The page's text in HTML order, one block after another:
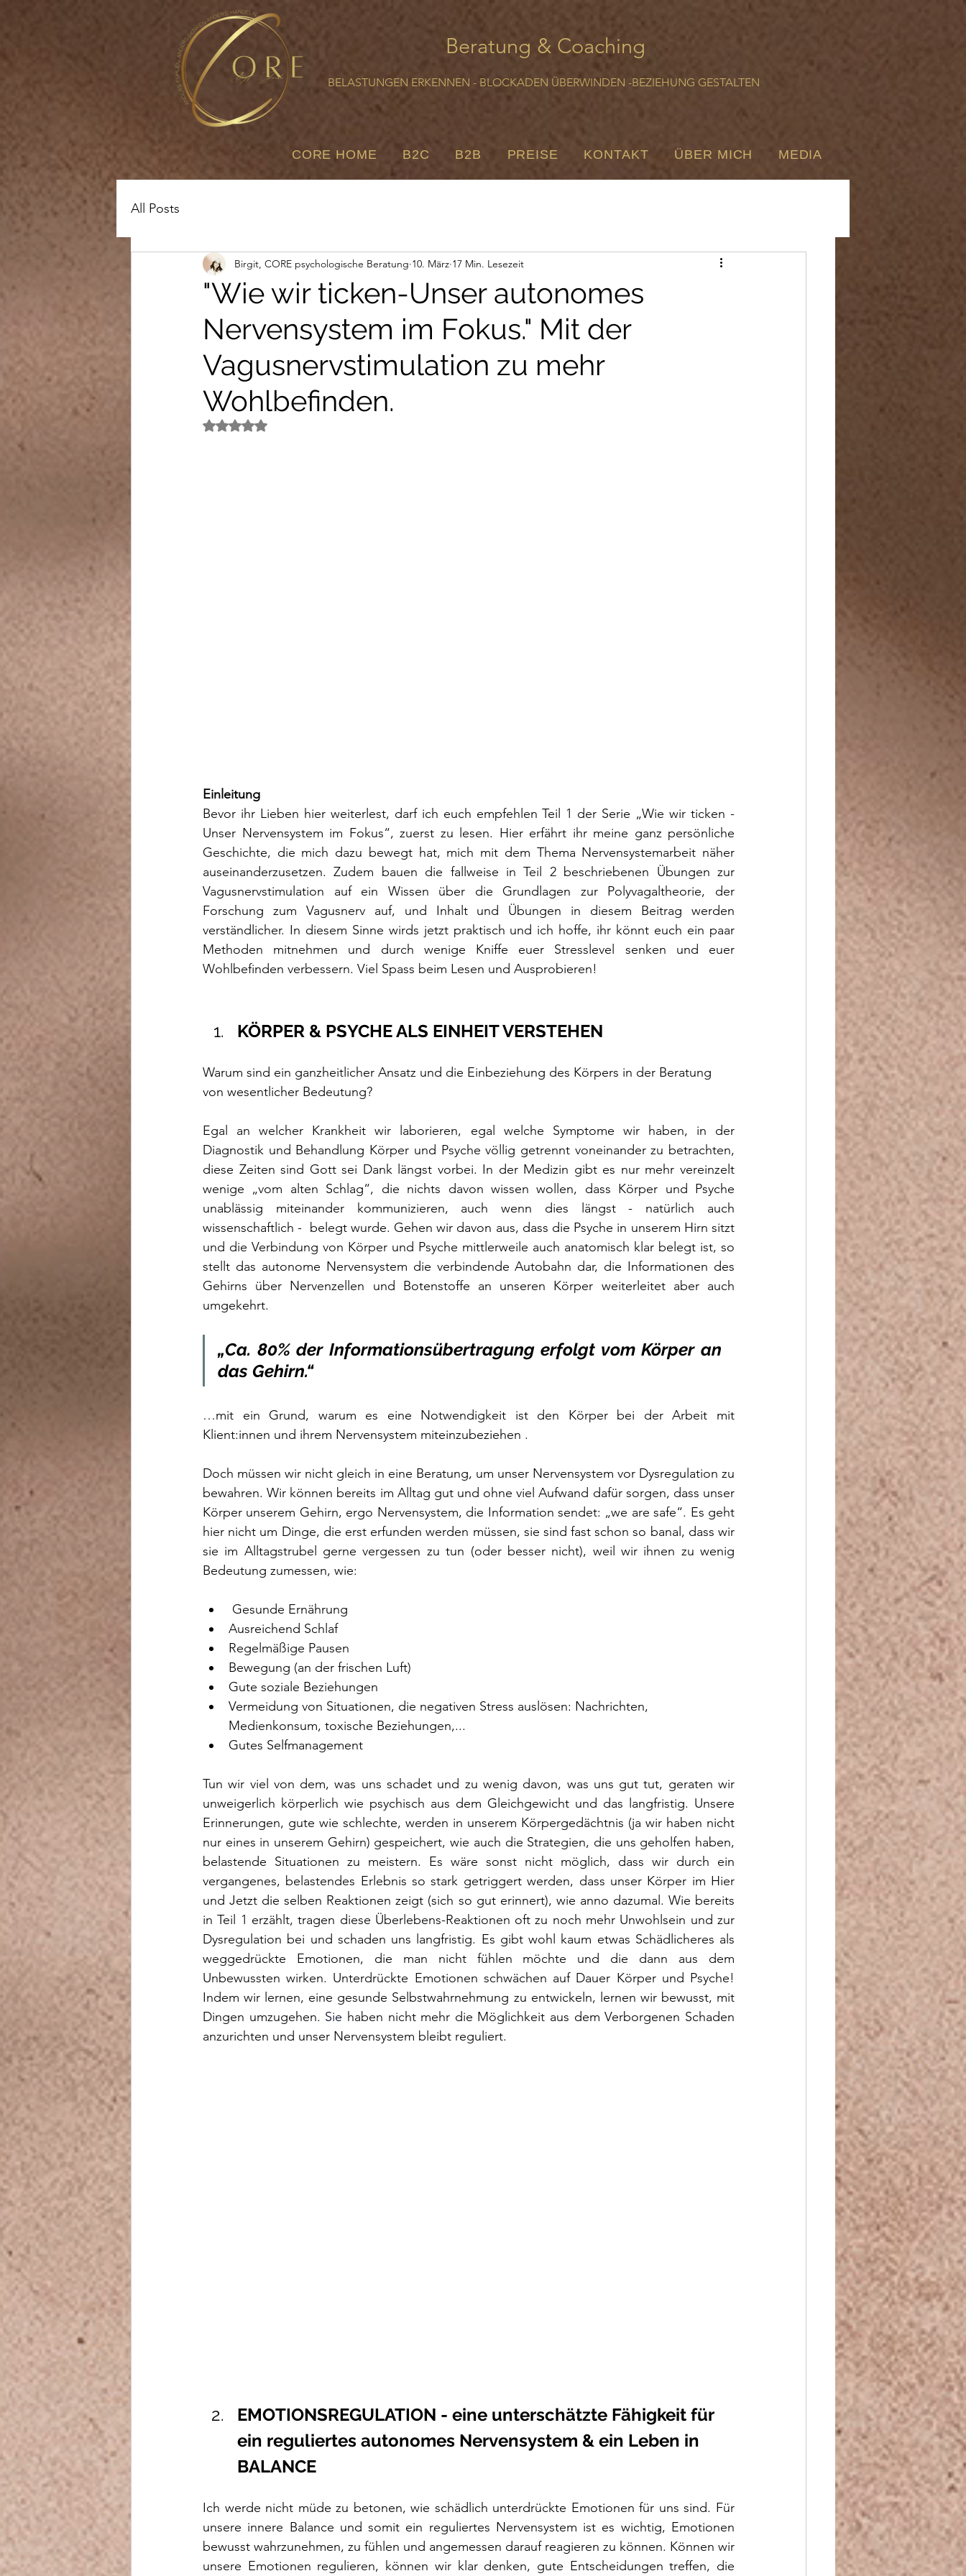
BELASTUNGEN ERKENNEN - BLOCKADEN ÜBERWINDEN -BEZIEHUNG GESTALTEN
Beratung & Coaching
CORE HOME B2C B2B PREISE KONTAKT ÜBER MICH MEDIA
All Posts
"Wie wir ticken-Unser autonomes
Nervensystem im Fokus." Mit der
Vagusnervstimulation zu mehr
Wohlbefinden.
Birgit, CORE psychologische Beratung 10. März 17 Min. Lesezeit
Mit NaN von 5 Sternen bewertet.
Einleitung
Bevor ihr Lieben hier weiterlest, darf ich euch empfehlen Teil 1 der Serie „Wie wir ticken -
Unser Nervensystem im Fokus“, zuerst zu lesen. Hier erfährt ihr meine ganz persönliche
Geschichte, die mich dazu bewegt hat, mich mit dem Thema Nervensystemarbeit näher
auseinanderzusetzen. Zudem bauen die fallweise in Teil 2 beschriebenen Übungen zur
Vagusnervstimulation auf ein Wissen über die Grundlagen zur Polyvagaltheorie, der
Forschung zum Vagusnerv auf, und Inhalt und Übungen in diesem Beitrag werden
verständlicher. In diesem Sinne wirds jetzt praktisch und ich hoffe, ihr könnt euch ein paar
Methoden mitnehmen und durch wenige Kniffe euer Stresslevel senken und euer
Wohlbefinden verbessern. Viel Spass beim Lesen und Ausprobieren!
KÖRPER & PSYCHE ALS EINHEIT VERSTEHEN
Warum sind ein ganzheitlicher Ansatz und die Einbeziehung des Körpers in der Beratung
von wesentlicher Bedeutung?
Egal an welcher Krankheit wir laborieren, egal welche Symptome wir haben, in der
Diagnostik und Behandlung Körper und Psyche völlig getrennt voneinander zu betrachten,
diese Zeiten sind Gott sei Dank längst vorbei. In der Medizin gibt es nur mehr vereinzelt
wenige „vom alten Schlag“, die nichts davon wissen wollen, dass Körper und Psyche
unablässig miteinander kommunizieren, auch wenn dies längst - natürlich auch
wissenschaftlich -  belegt wurde. Gehen wir davon aus, dass die Psyche in unserem Hirn sitzt
und die Verbindung von Körper und Psyche mittlerweile auch anatomisch klar belegt ist, so
stellt das autonome Nervensystem die verbindende Autobahn dar, die Informationen des
Gehirns über Nervenzellen und Botenstoffe an unseren Körper weiterleitet aber auch
umgekehrt.
„Ca. 80% der Informationsübertragung erfolgt vom Körper an
das Gehirn.“
…mit ein Grund, warum es eine Notwendigkeit ist den Körper bei der Arbeit mit
Klient:innen und ihrem Nervensystem miteinzubeziehen .
Doch müssen wir nicht gleich in eine Beratung, um unser Nervensystem vor Dysregulation zu
bewahren. Wir können bereits im Alltag gut und ohne viel Aufwand dafür sorgen, dass unser
Körper unserem Gehirn, ergo Nervensystem, die Information sendet: „we are safe“. Es geht
hier nicht um Dinge, die erst erfunden werden müssen, sie sind fast schon so banal, dass wir
sie im Alltagstrubel gerne vergessen zu tun (oder besser nicht), weil wir ihnen zu wenig
Bedeutung zumessen, wie:
Gesunde Ernährung
Ausreichend Schlaf
Regelmäßige Pausen
Bewegung (an der frischen Luft)
Gute soziale Beziehungen
Vermeidung von Situationen, die negativen Stress auslösen: Nachrichten,
Medienkonsum, toxische Beziehungen,...
Gutes Selfmanagement
Tun wir viel von dem, was uns schadet und zu wenig davon, was uns gut tut, geraten wir
unweigerlich körperlich wie psychisch aus dem Gleichgewicht und das langfristig. Unsere
Erinnerungen, gute wie schlechte, werden in unserem Körpergedächtnis (ja wir haben nicht
nur eines in unserem Gehirn) gespeichert, wie auch die Strategien, die uns geholfen haben,
belastende Situationen zu meistern. Es wäre sonst nicht möglich, dass wir durch ein
vergangenes, belastendes Erlebnis so stark getriggert werden, dass unser Körper im Hier
und Jetzt die selben Reaktionen zeigt (sich so gut erinnert), wie anno dazumal. Wie bereits
in Teil 1 erzählt, tragen diese Überlebens-Reaktionen oft zu noch mehr Unwohlsein und zur
Dysregulation bei und schaden uns langfristig. Es gibt wohl kaum etwas Schädlicheres als
weggedrückte Emotionen, die man nicht fühlen möchte und die dann aus dem
Unbewussten wirken. Unterdrückte Emotionen schwächen auf Dauer Körper und Psyche!
Indem wir lernen, eine gesunde Selbstwahrnehmung zu entwickeln, lernen wir bewusst, mit
Dingen umzugehen. Sie haben nicht mehr die Möglichkeit aus dem Verborgenen Schaden
anzurichten und unser Nervensystem bleibt reguliert.
EMOTIONSREGULATION - eine unterschätzte Fähigkeit für
ein reguliertes autonomes Nervensystem & ein Leben in
BALANCE
Ich werde nicht müde zu betonen, wie schädlich unterdrückte Emotionen für uns sind. Für
unsere innere Balance und somit ein reguliertes Nervensystem ist es wichtig, Emotionen
bewusst wahrzunehmen, zu fühlen und angemessen darauf reagieren zu können. Können wir
unsere Emotionen regulieren, können wir klar denken, gute Entscheidungen treffen, die